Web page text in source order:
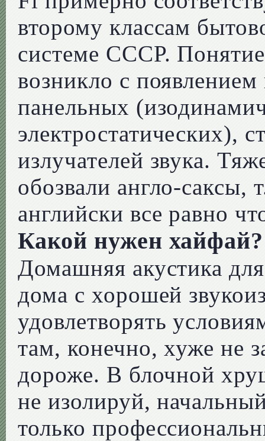
второму классам
системе СССР.
возникло с
панельных
электростатических),
излучателей звука.
обозвали англо-
английски все равно
Какой нужен хайфай?
Домашняя акустика
дома с хорошей
удовлетворять
там, конечно, хуже не
дороже. В блочной
не изолируй,
только